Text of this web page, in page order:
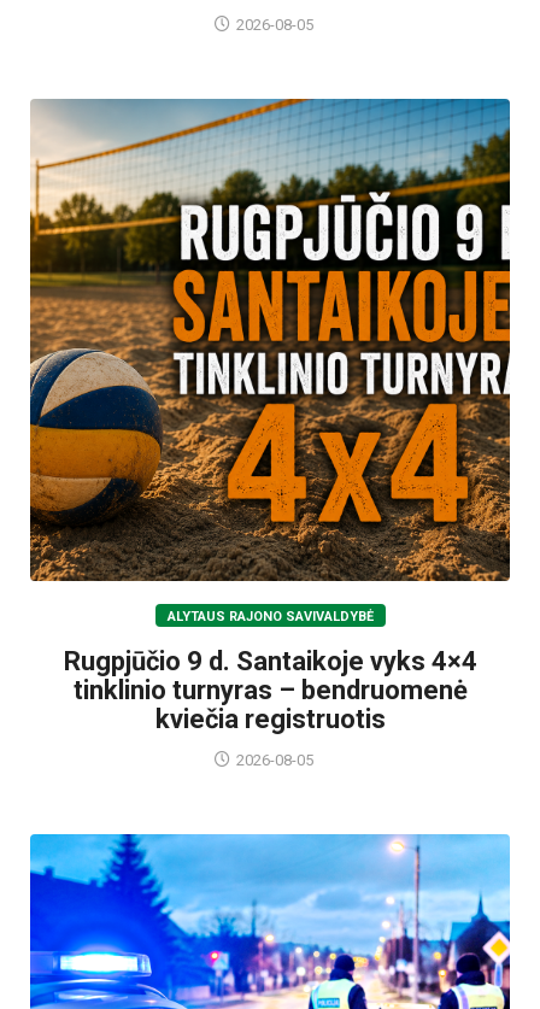
2026-08-05
ALYTAUS RAJONO SAVIVALDYBĖ
Rugpjūčio 9 d. Santaikoje vyks 4×4
tinklinio turnyras – bendruomenė
kviečia registruotis
2026-08-05